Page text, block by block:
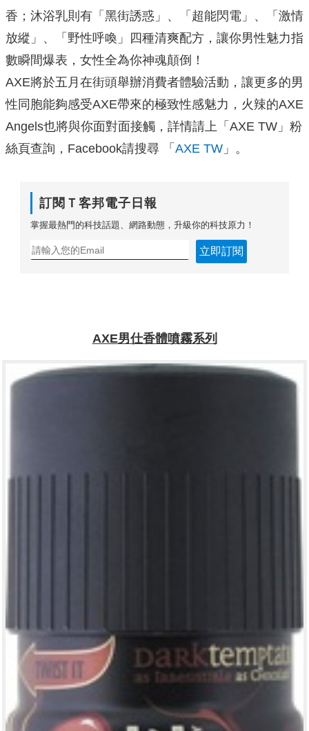
香；沐浴乳則有「黑街誘惑」、「超能閃電」、「激情
放縱」、「野性呼喚」四種清爽配方，讓你男性魅力指
數瞬間爆表，女性全為你神魂顛倒！
AXE將於五月在街頭舉辦消費者體驗活動，讓更多的男
性同胞能夠感受AXE帶來的極致性感魅力，火辣的AXE
Angels也將與你面對面接觸，詳情請上「AXE TW」粉
絲頁查詢，Facebook請搜尋 「 AXE TW 」。
訂閱Ｔ客邦電子日報
掌握最熱門的科技話題、網路動態，升級你的科技原力！
立即訂閱
AXE男仕香體噴霧系列